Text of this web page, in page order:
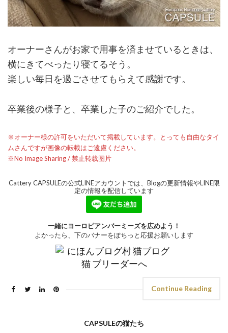
オーナーさんがお家で用事を済ませているときは、
横にきてべったり寝てるそう。
楽しい毎日を過ごさせてもらえて感謝です。
卒業後の様子と、卒業した子のご紹介でした。
※オーナー様の許可をいただいて掲載しています。とっても自由なタイ
ムさんですが画像の転載はご遠慮ください。
※No Image Sharing / 禁止转载图片
Cattery CAPSULEの公式LINEアカウントでは、Blogの更新情報やLINE限
定の情報を配信しています
一緒にヨーロピアンバーミーズを広めよう！
よかったら、下のバナーをぽちっと応援お願いします
Continue Reading
CAPSULEの猫たち